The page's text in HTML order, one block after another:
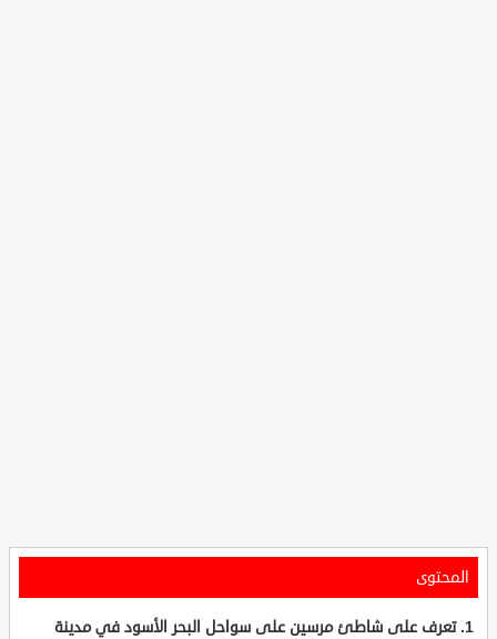
المحتوى
تعرف على شاطئ مرسين على سواحل البحر الأسود في مدينة